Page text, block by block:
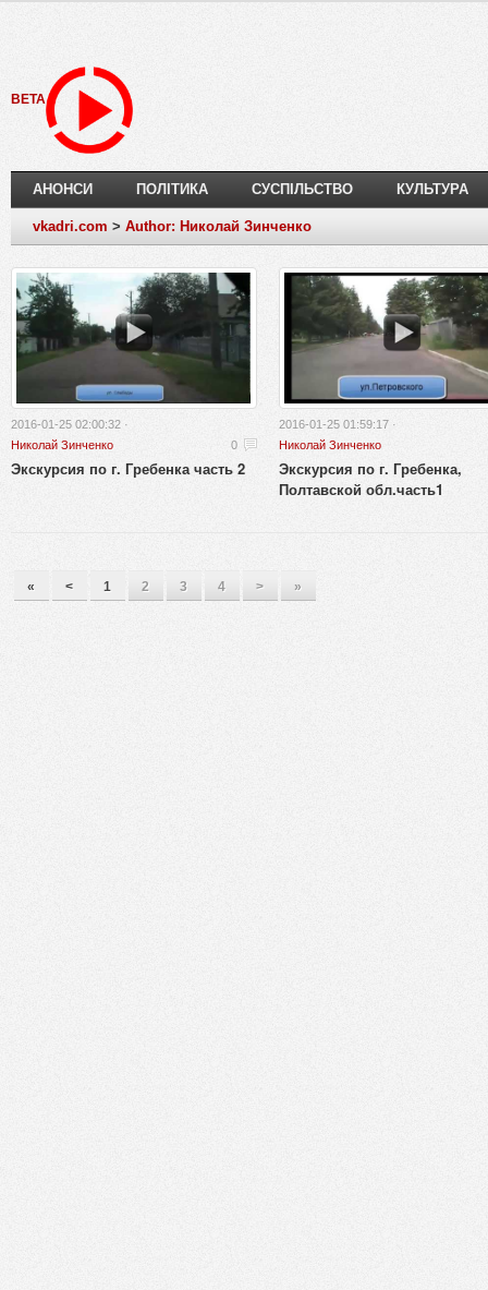
BETA
АНОНСИ ПОЛІТИКА СУСПІЛЬСТВО КУЛЬТУРА
vkadri.com > Author: Николай Зинченко
2016-01-25 02:00:32 ·
Николай Зинченко
0
Экскурсия по г. Гребенка часть 2
2016-01-25 01:59:17 ·
Николай Зинченко
Экскурсия по г. Гребенка,
Полтавской обл.часть1
« < 1 2 3 4 > »